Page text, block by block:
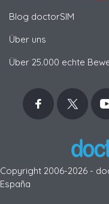
Blog doctorSIM
Über uns
Über 25.000 echte
Copyright 2006-2026 -
España